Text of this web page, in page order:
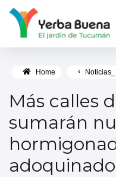
Home Noticias_
Más calles
sumarán
adoquinado